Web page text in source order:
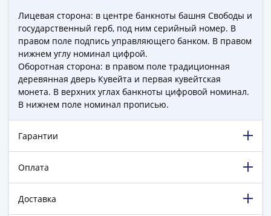
памятные
Наборы
коллекции
Монеты
Российской
империи
(1894-
Александр
(1881-
Лицевая сторона: в центре банкноты башня Свободы и
государственный герб, под ним серийный номер. В
правом поле подпись управляющего банком. В правом
нижнем углу номинал цифрой.
Оборотная сторона: в правом поле традиционная
деревянная дверь Кувейта и первая кувейтская
монета. В верхних углах банкноты цифровой номинал.
В нижнем поле номинал прописью.
Гарантии
Оплата
Доставка